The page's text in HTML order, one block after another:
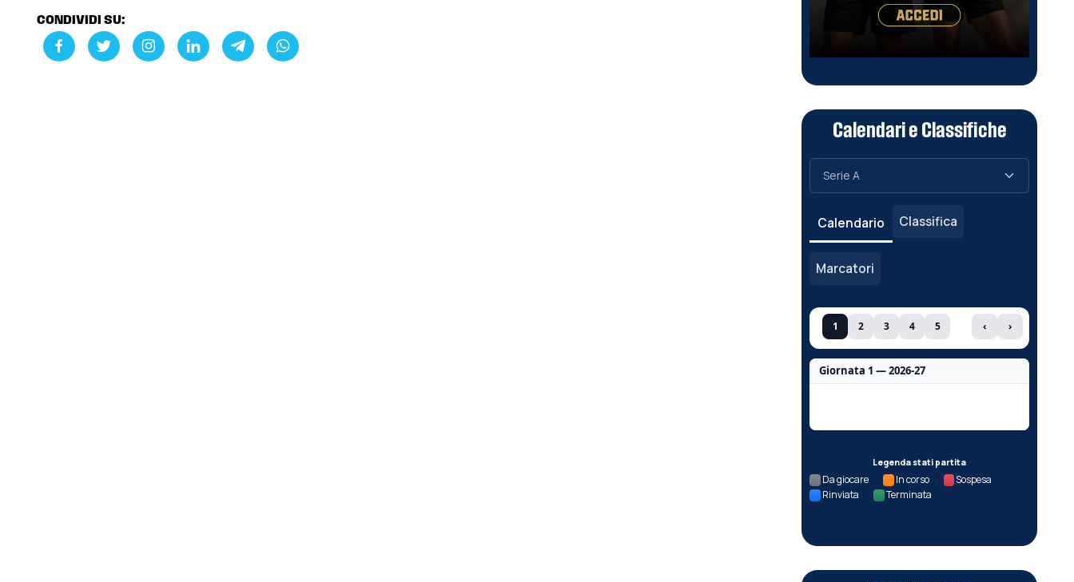
CONDIVIDI SU:
Calendari e Classifiche
Calendario Classifica
Marcatori
1 2 3 4 5 ‹ ›
Giornata 1 — 2026-27
Legenda stati partita
Da giocare In corso
Sospesa
Rinviata
Terminata